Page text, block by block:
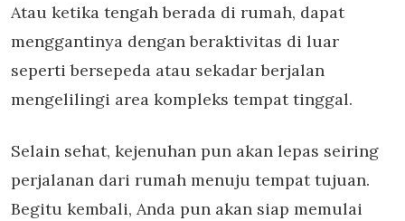
Atau ketika tengah berada di rumah, dapat
menggantinya dengan beraktivitas di luar
seperti bersepeda atau sekadar berjalan
mengelilingi area kompleks tempat tinggal.
Selain sehat, kejenuhan pun akan lepas seiring
perjalanan dari rumah menuju tempat tujuan.
Begitu kembali, Anda pun akan siap memulai